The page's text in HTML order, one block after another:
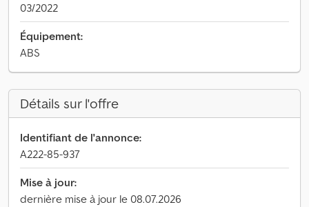
03/2022
Équipement:
ABS
Détails sur l'offre
Identifiant de l'annonce:
A222-85-937
Mise à jour:
dernière mise à jour le 08.07.2026